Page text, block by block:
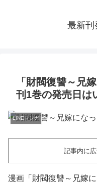
最新刊
「財閥復讐～兄
刊1巻の発売日は
LINEマンガ
記事内に広
漫画「財閥復讐～兄嫁